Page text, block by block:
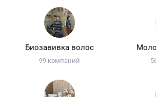
Биозавивка волос
99 компаний